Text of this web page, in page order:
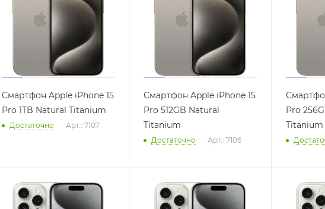
Смартфон Apple iPhone 15
Pro 1TB Natural Titanium
Достаточно Арт.: 7107
Смартфон Apple iPhone 15
Pro 512GB Natural
Titanium
Достаточно Арт.: 7106
Pro
Titanium